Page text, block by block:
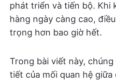
phát triển và tiến bộ. Khi
hàng ngày càng cao,
trọng hơn bao giờ hết.
Trong bài viết này,
tiết của mối quan hệ